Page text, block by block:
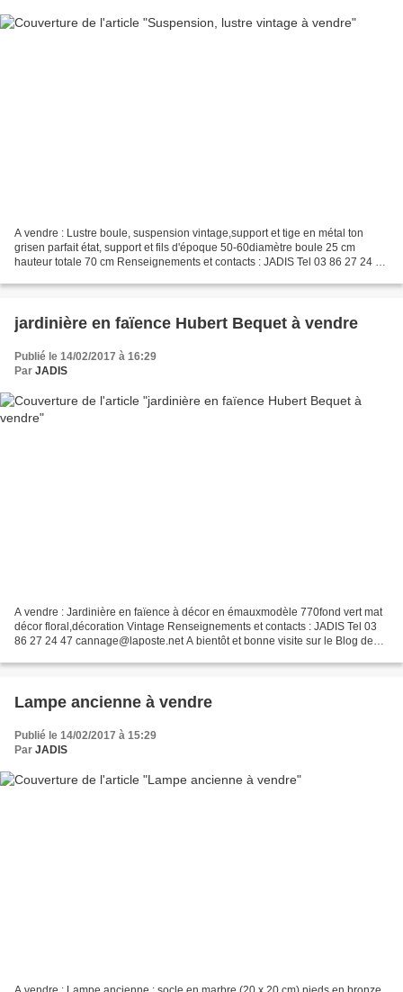
A vendre : Lustre boule, suspension vintage,support et tige en métal ton
grisen parfait état, support et fils d'époque 50-60diamètre boule 25 cm
hauteur totale 70 cm Renseignements et contacts : JADIS Tel 03 86 27 24 47
jardinière en faïence Hubert Bequet à vendre
Publié le 14/02/2017 à 16:29
Par JADIS
A vendre : Jardinière en faïence à décor en émauxmodèle 770fond vert mat
décor floral,décoration Vintage Renseignements et contacts : JADIS Tel 03
86 27 24 47 cannage@laposte.net A bientôt et bonne visite sur le Blog de
Lampe ancienne à vendre
Publié le 14/02/2017 à 15:29
Par JADIS